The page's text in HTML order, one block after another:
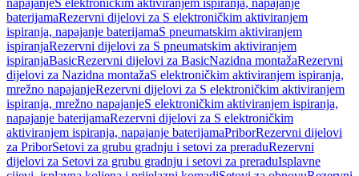
napajanjeS elektroničkim aktiviranjem ispiranja, napajanje
baterijamaRezervni dijelovi za S elektroničkim aktiviranjem
ispiranja, napajanje baterijamaS pneumatskim aktiviranjem
ispiranjaRezervni dijelovi za S pneumatskim aktiviranjem
ispiranjaBasicRezervni dijelovi za BasicNazidna montažaRezervni
dijelovi za Nazidna montažaS elektroničkim aktiviranjem ispiranja,
mrežno napajanjeRezervni dijelovi za S elektroničkim aktiviranjem
ispiranja, mrežno napajanjeS elektroničkim aktiviranjem ispiranja,
napajanje baterijamaRezervni dijelovi za S elektroničkim
aktiviranjem ispiranja, napajanje baterijamaPriborRezervni dijelovi
za PriborSetovi za grubu gradnju i setovi za preraduRezervni
dijelovi za Setovi za grubu gradnju i setovi za preraduIsplavne